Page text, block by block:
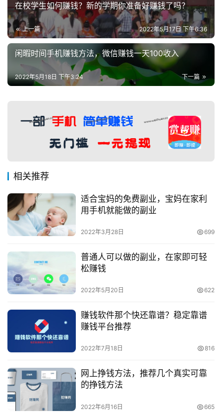
在校学生如何赚钱？新的学期你准备好赚钱了吗？
上一篇 2022年5月17日 下午6:36
闲暇时间手机赚钱方法，微信赚钱一天100收入
下一篇
2022年5月18日 下午3:24
相关推荐
适合宝妈的免费副业，宝妈在家利
用手机就能做的副业
2022年3月28日 699
普通人可以做的副业，在家即可轻
松赚钱
2022年5月20日 622
赚钱软件那个快还靠谱？稳定靠谱
赚钱平台推荐
2022年7月18日 816
网上挣钱方法，推荐几个真实可靠
的挣钱方法
2022年6月16日 665